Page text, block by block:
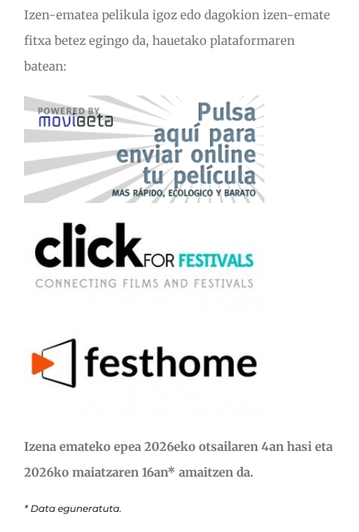
Izen-ematea pelikula igoz edo dagokion izen-emate
fitxa betez egingo da, hauetako plataformaren
batean:
Izena emateko epea 2026eko otsailaren 4an hasi eta
2026ko maiatzaren 16an* amaitzen da.
* Data eguneratuta.